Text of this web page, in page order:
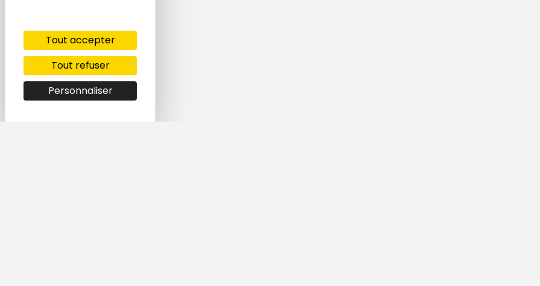
Tout accepter
Tout refuser
Personnaliser